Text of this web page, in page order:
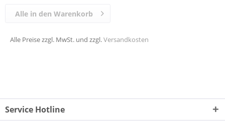
Alle Preise zzgl. MwSt. und zzgl.Versandkosten
Alle in den Warenkorb
Service Hotline